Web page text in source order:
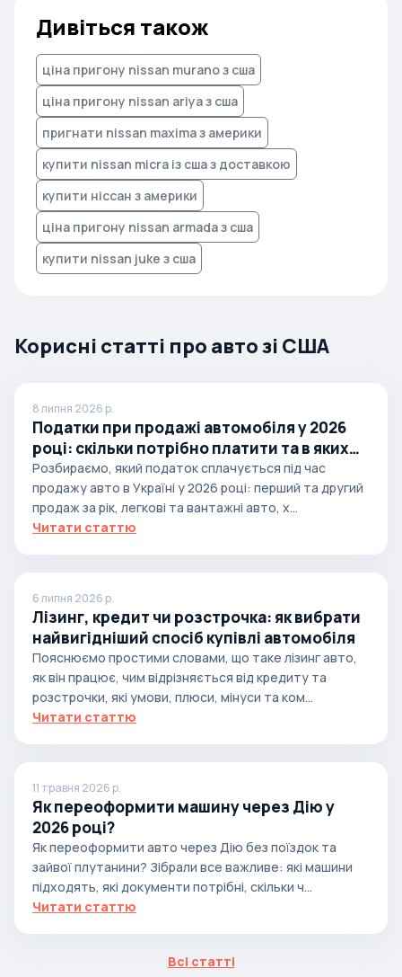
Дивіться також
ціна пригону nissan murano з сша
ціна пригону nissan ariya з сша
пригнати nissan maxima з америки
купити nissan micra із сша з доставкою
купити ніссан з америки
ціна пригону nissan armada з сша
купити nissan juke з сша
Корисні статті про авто зі США
8 липня 2026 р.
Податки при продажі автомобіля у 2026
році: скільки потрібно платити та в яких
випадках
Розбираємо, який податок сплачується під час
продажу авто в Україні у 2026 році: перший та другий
продаж за рік, легкові та вантажні авто, х...
Читати статтю
6 липня 2026 р.
Лізинг, кредит чи розстрочка: як вибрати
найвигідніший спосіб купівлі автомобіля
Пояснюємо простими словами, що таке лізинг авто,
як він працює, чим відрізняється від кредиту та
розстрочки, які умови, плюси, мінуси та ком...
Читати статтю
11 травня 2026 р.
Як переоформити машину через Дію у
2026 році?
Як переоформити авто через Дію без поїздок та
зайвої плутанини? Зібрали все важливе: які машини
підходять, які документи потрібні, скільки ч...
Читати статтю
Всі статті